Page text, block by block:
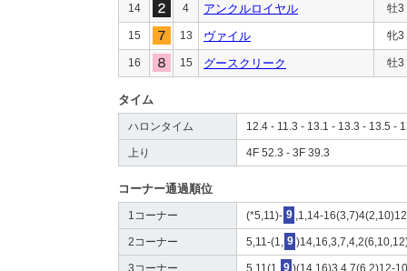
14 4 アンクルロイヤル 牡3
15 13 ヴァイル 牝3
16 15 グースクリーク 牡3
タイム
ハロンタイム 12.4 - 11.3 - 13.1 - 13.3 - 13.5 -
上り 4F 52.3 - 3F 39.3
コーナー通過順位
1コーナー (*5,11)- 9 ,1,14-
2コーナー 5,11-(1, 9
3コーナー 5,11(1, 9 )(14,16)3,4,7(6,2)12-